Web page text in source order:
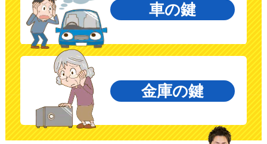
車の鍵
金庫の鍵